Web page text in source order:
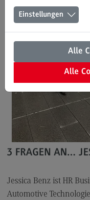
Modulangebot
Bauingenieurwesen
Modulangebot
Kontakt
Data Science and
3 FRAGEN AN...
Jessica Benz ist HR
Automotive
Einstellungen
Alle
Alle